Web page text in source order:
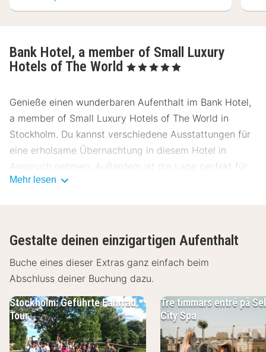
Bank Hotel, a member of Small Luxury
Hotels of The World
, 5 Sterne
Genieße einen wunderbaren Aufenthalt im Bank Hotel,
a member of Small Luxury Hotels of The World in
Stockholm. Du kannst verschiedene Ausstattungen für
eine erholsame Übernachtung in diesem Hotel in
Anspruch nehmen. Außerdem ist die Lage perfekt für
einen angenehmen Tagesausflug. Erkunde die schöne
Mehr lesen
Gestalte deinen einzigartigen Aufenthalt
Buche eines dieser Extras ganz einfach beim
Abschluss deiner Buchung dazu.
Tre timmars entré på
City Spa
Stockholm: Geführte Fahrrad
Tour